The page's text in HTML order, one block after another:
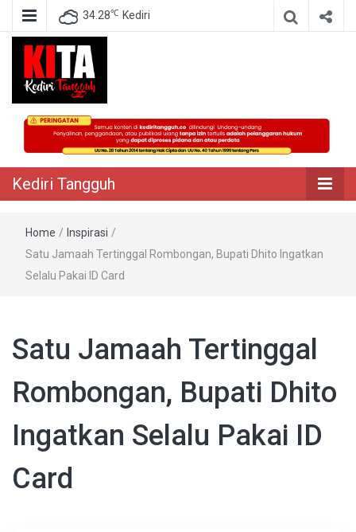
34.28℃ Kediri
Kediri Tangguh
Berita Akurat Terpercaya
Kediri Tangguh
Home / Inspirasi /
Satu Jamaah Tertinggal Rombongan, Bupati Dhito Ingatkan
Selalu Pakai ID Card
Satu Jamaah Tertinggal
Rombongan, Bupati Dhito
Ingatkan Selalu Pakai ID
Card